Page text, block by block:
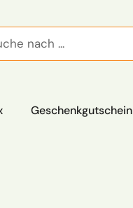
Geschenkgutschein